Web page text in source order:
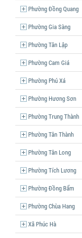
Phường Đồng Quang
Phường Gia Sàng
Phường Tân Lập
Phường Cam Giá
Phường Phú Xá
Phường Hương Sơn
Phường Trung Thành
Phường Tân Thành
Phường Tân Long
Phường Tích Lương
Phường Đồng Bẩm
Phường Chùa Hang
Xã Phúc Hà